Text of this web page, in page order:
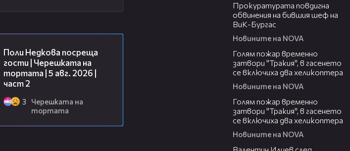
Поли Недкова посреща
гости | Черешката на
тортата | 5 авг. 2026 |
част 2
3
Черешката на
тортата
Прокуратурата повдигна
обвинения на бившия шеф на
ВиК-Бургас
Новините на NOVA
Голям пожар временно
затвори "Тракия", в гасенето
се включиха два хеликоптера
Новините на NOVA
Голям пожар временно
затвори "Тракия", в гасенето
се включиха два хеликоптера
Новините на NOVA